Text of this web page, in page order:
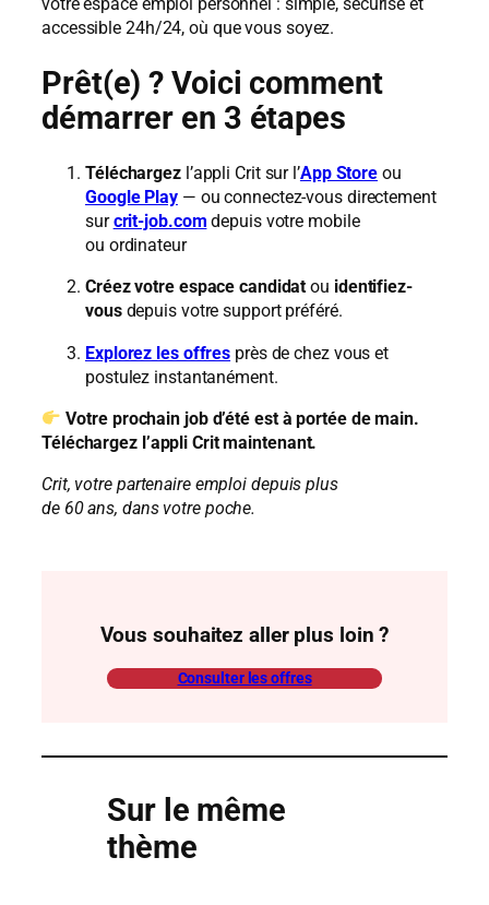
accessible 24h/24, où que vous soyez.
Prêt(e) ? Voici comment
démarrer en 3 étapes
Téléchargezl’appli Crit sur l’App Store ou
Google Play— ou connectez-vous directement
surcrit-job.com depuis votre mobile
ou ordinateur
Créez votre espace candidatou identifiez-
vousdepuis votre support préféré.
Explorez les offres près de chez vous et
postulez instantanément.
Votre prochain job d’été est à portée de main.
Téléchargez l’appli Crit maintenant.
Crit, votre partenaire emploi depuis plus
de 60 ans, dans votre poche.
Vous souhaitez aller plus loin ?
Consulter les offres
Sur le même
thème